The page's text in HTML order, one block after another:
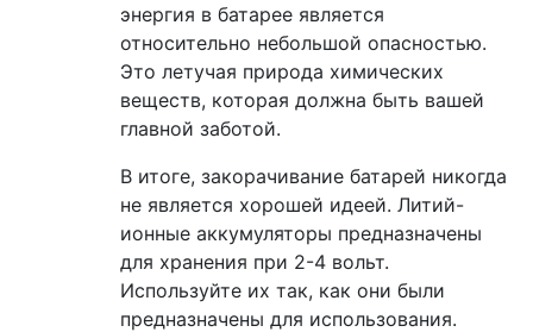
энергия в батарее является
относительно небольшой опасностью.
Это летучая природа химических
веществ, которая должна быть вашей
главной заботой.
В итоге, закорачивание батарей никогда
не является хорошей идеей. Литий-
ионные аккумуляторы предназначены
для хранения при 2-4 вольт.
Используйте их так, как они были
предназначены для использования.